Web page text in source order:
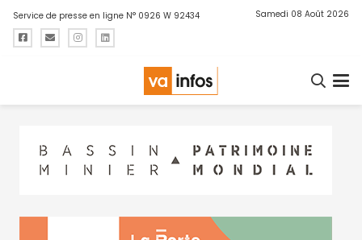
Service de presse en ligne N° 0926 W 92434 Samedi 08 Août 2026